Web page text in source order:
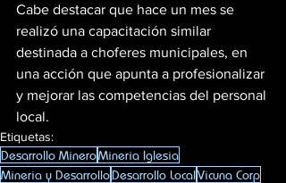
Cabe destacar que hace un mes se
realizó una capacitación similar
destinada a choferes municipales, en
una acción que apunta a profesionalizar
y mejorar las competencias del personal
local.
Etiquetas:
Desarrollo MineroMineria Iglesia
Mineria y DesarrolloDesarrollo LocalVicuna Corp